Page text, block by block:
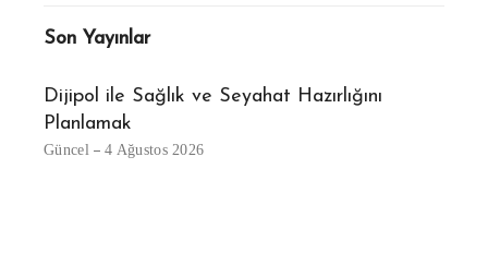
Son Yayınlar
Dijipol ile Sağlık ve Seyahat Hazırlığını
Planlamak
Güncel 4 Ağustos 2026